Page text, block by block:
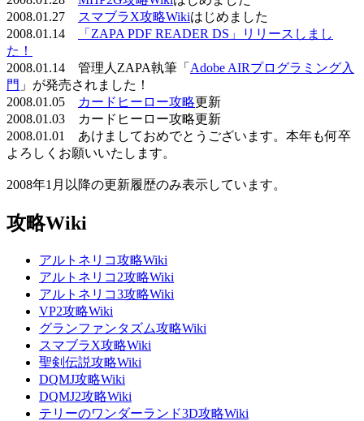
2008.01.27
スマブラX攻略Wikiはじめました
2008.01.14
「ZAPA PDF READER DS」リリースしまし
た！
2008.01.14 管理人ZAPA執筆「 Adobe AIRプログラミング入
門 」が発売されました！
2008.01.05
カードヒーロー攻略更新
2008.01.03 カードヒーロー攻略更新
2008.01.01 あけましておめでとうございます。本年も何卒
よろしくお願いいたします。
2008年1月以降の更新履歴のみ表示しています。
攻略Wiki
アルトネリコ攻略Wiki
アルトネリコ2攻略Wiki
アルトネリコ3攻略Wiki
VP2攻略Wiki
グランファンタズム攻略Wiki
スマブラX攻略Wiki
聖剣伝説攻略Wiki
DQMJ攻略Wiki
DQMJ2攻略Wiki
テリーのワンダーランド3D攻略Wiki